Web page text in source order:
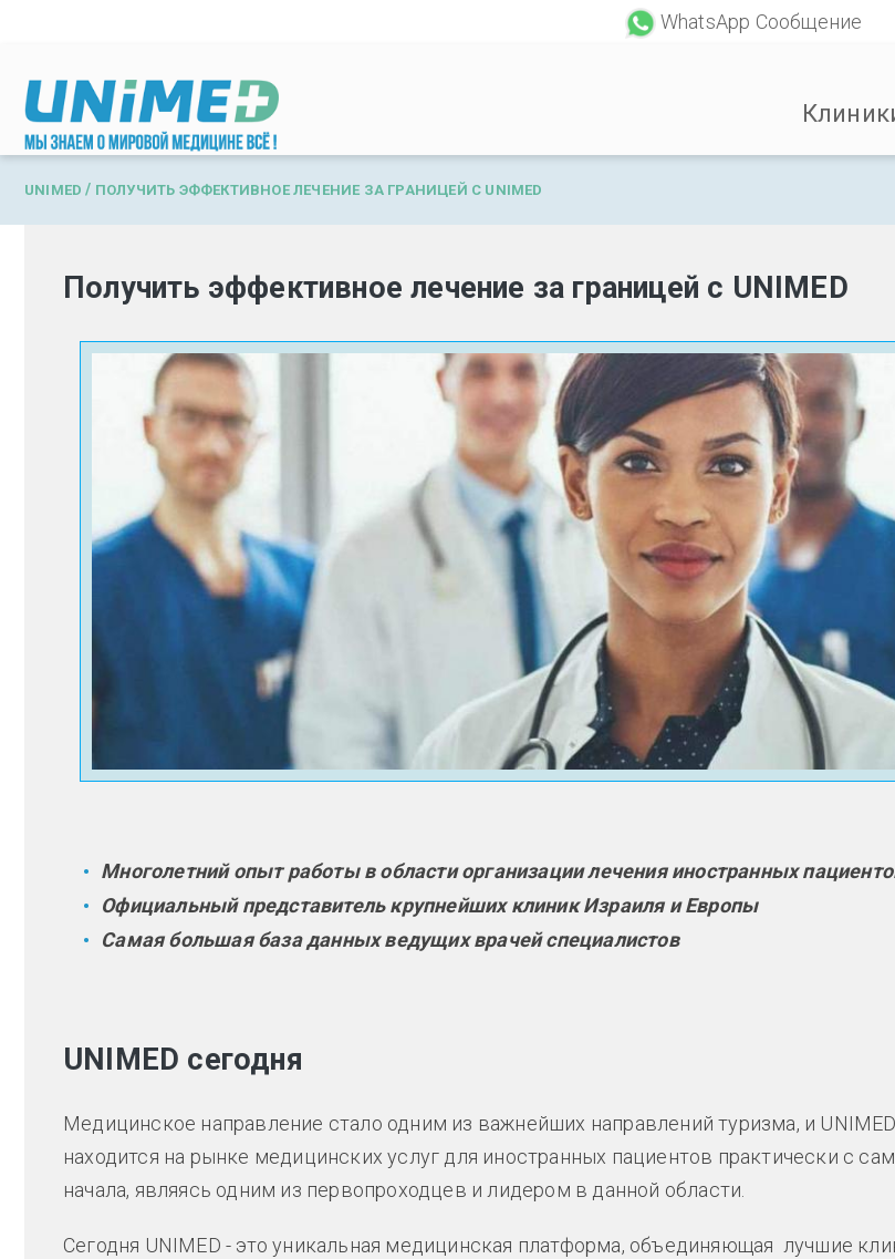
WhatsApp Сообщение
UNIMED / ПОЛУЧИТЬ ЭФФЕКТИВНОЕ ЛЕЧЕНИЕ ЗА ГРАНИЦЕЙ С UNIMED
Получить эффективное лечение за границей с UNIMED
Многолетний опыт работы в области организации лечения иностранных
Официальный представитель крупнейших клиник Израиля и Европы
Самая большая база данных ведущих врачей специалистов
UNIMED сегодня
Медицинское направление стало одним из важнейших направлений туризма, и UNIMED
находится на рынке медицинских услуг для иностранных пациентов практически с
начала, являясь одним из первопроходцев и лидером в данной области.
Сегодня UNIMED - это уникальная медицинская платформа, объединяющая лучшие